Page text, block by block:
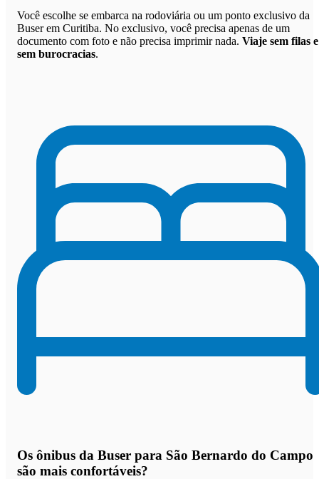
Você escolhe se embarca na rodoviária ou um ponto exclusivo da
Buser em Curitiba. No exclusivo, você precisa apenas de um
documento com foto e não precisa imprimir nada. Viaje sem filas e
sem burocracias.
Os ônibus da Buser para São Bernardo do Campo
são mais confortáveis?